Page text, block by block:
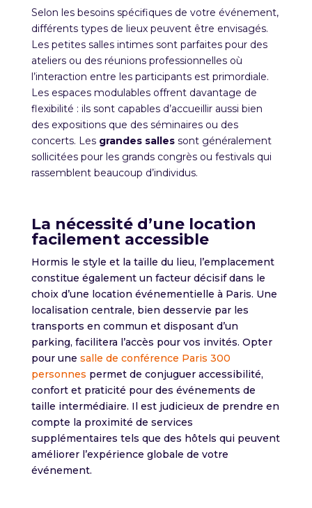
Selon les besoins spécifiques de votre événement,
différents types de lieux peuvent être envisagés.
Les petites salles intimes sont parfaites pour des
ateliers ou des réunions professionnelles où
l’interaction entre les participants est primordiale.
Les espaces modulables offrent davantage de
flexibilité : ils sont capables d’accueillir aussi bien
des expositions que des séminaires ou des
concerts. Les grandes sallessont généralement
sollicitées pour les grands congrès ou festivals qui
rassemblent beaucoup d’individus.
La nécessité d’une location
facilement accessible
Hormis le style et la taille du lieu, l’emplacement
constitue également un facteur décisif dans le
choix d’une location événementielle à Paris. Une
localisation centrale, bien desservie par les
transports en commun et disposant d’un
parking, facilitera l’accès pour vos invités. Opter
pour une salle de conférence Paris 300
personnes permet de conjuguer accessibilité,
confort et praticité pour des événements de
taille intermédiaire. Il est judicieux de prendre en
compte la proximité de services
supplémentaires tels que des hôtels qui peuvent
améliorer l’expérience globale de votre
événement.